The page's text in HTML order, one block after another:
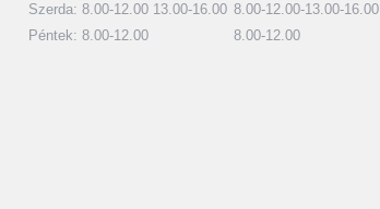
Szerda: 8.00-12.00 13.00-16.00 8.00-12.00-13.00-16.00
Péntek: 8.00-12.00
8.00-12.00